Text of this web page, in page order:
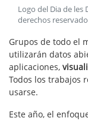
Logo del Dia de les
derechos
Grupos de todo el
utilizarán datos
aplicaciones,
Todos los trabajos
usarse.
Este año, el